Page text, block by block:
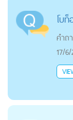
โบ
คำถ
17/